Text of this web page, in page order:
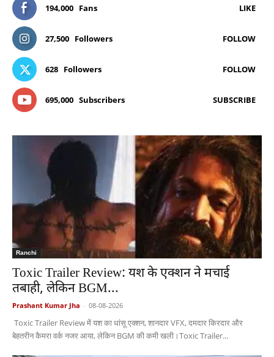
194,000 Fans LIKE
27,500 Followers FOLLOW
628 Followers FOLLOW
695,000 Subscribers SUBSCRIBE
Ranchi
Toxic Trailer Review: यश के एक्शन ने मचाई
तबाही, लेकिन BGM...
Prashant Kumar Jha - 08-08-2026
Toxic Trailer Review में यश का धांसू एक्शन, शानदार VFX, दमदार किरदार और
बेहतरीन कैमरा वर्क नजर आया, लेकिन BGM की कमी खली।Toxic Trailer...